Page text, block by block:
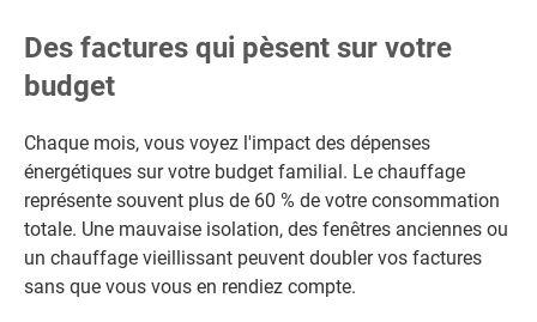
Des factures qui pèsent sur votre
budget
Chaque mois, vous voyez l'impact des dépenses
énergétiques sur votre budget familial. Le chauffage
représente souvent plus de 60 % de votre consommation
totale. Une mauvaise isolation, des fenêtres anciennes ou
un chauffage vieillissant peuvent doubler vos factures
sans que vous vous en rendiez compte.